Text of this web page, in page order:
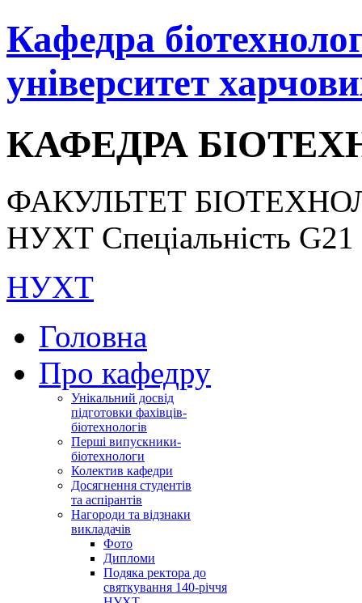
Кафедра
університет
КАФЕДРА
ФАКУЛЬТЕТ
НУХТ Спеціальність G21
НУХТ
Головна
Про кафедру
Унікальний досвід
підготовки фахівців-
біотехнологів
Перші випускники-
біотехнологи
Колектив кафедри
Досягнення студентів
та аспірантів
Нагороди та відзнаки
викладачів
Фото
Дипломи
Подяка ректора до
святкування 140-річчя